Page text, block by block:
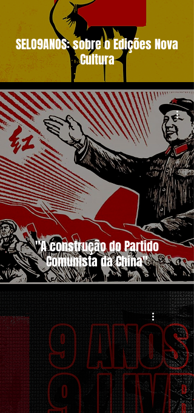
SELO9ANOS: sobre o Edições Nova
Cultura
"A construção do Partido
Comunista da China"